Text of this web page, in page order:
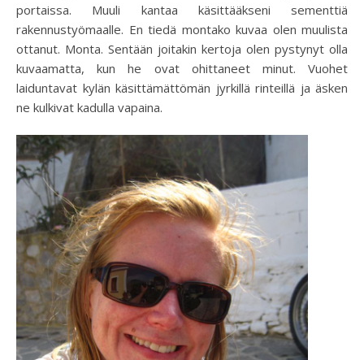
portaissa. Muuli kantaa käsittääkseni sementtiä
rakennustyömaalle. En tiedä montako kuvaa olen muulista
ottanut. Monta. Sentään joitakin kertoja olen pystynyt olla
kuvaamatta, kun he ovat ohittaneet minut. Vuohet
laiduntavat kylän käsittämättömän jyrkillä rinteillä ja äsken
ne kulkivat kadulla vapaina.